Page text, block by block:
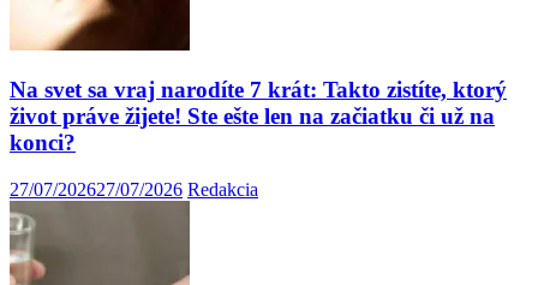
Na svet sa vraj narodíte 7 krát: Takto zistíte, ktorý
život práve žijete! Ste ešte len na začiatku či už na
konci?
27/07/202627/07/2026 Redakcia